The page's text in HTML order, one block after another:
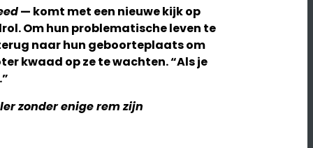
— komt met een nieuwe kijk op
Om hun problematische leven te
naar hun geboorteplaats om
kwaad op ze te wachten. “Als je
zonder enige rem zijn